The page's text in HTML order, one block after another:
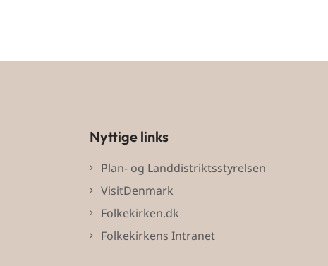
Nyttige links
Plan- og Landdistriktsstyrelsen
VisitDenmark
Folkekirken.dk
Folkekirkens Intranet